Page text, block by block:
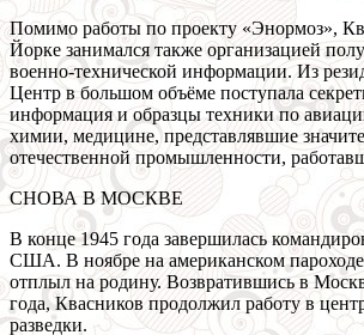
Помимо работы по проекту «Энормоз»,
Йорке занимался также организацией
военно-технической информации. Из
Центр в большом объёме поступала
информация и образцы техники по
химии, медицине, представлявшие
отечественной промышленности,
СНОВА В МОСКВЕ
В конце 1945 года завершилась
США. В ноябре на американском
отплыл на родину. Возвратившись в
года, Квасников продолжил работу в
разведки.